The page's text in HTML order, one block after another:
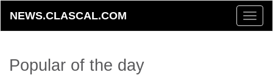
Toggle
NEWS.CLASCAL.COM
Popular of the day